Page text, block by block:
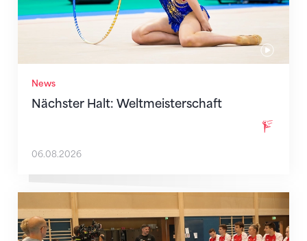
News
Nächster Halt: Weltmeisterschaft
06.08.2026
Mit klaren Zielen nach Zagreb